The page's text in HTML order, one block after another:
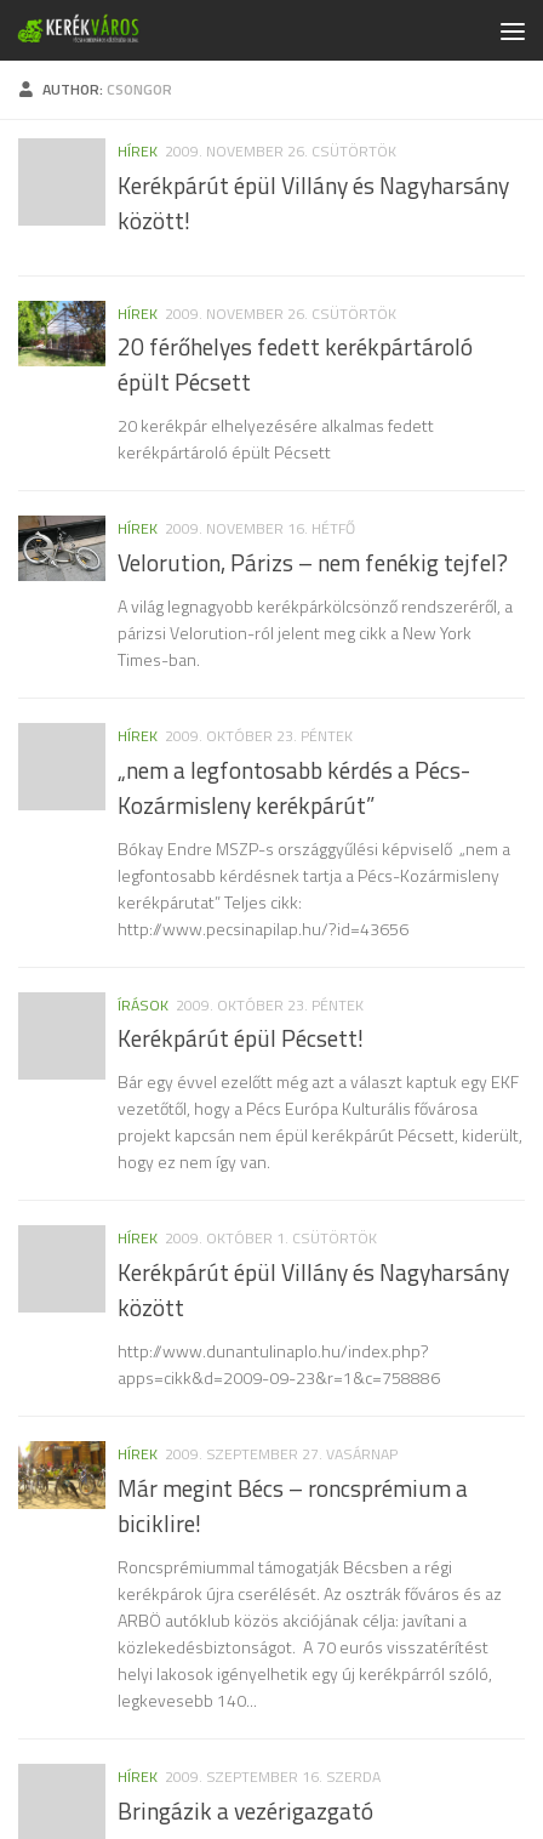
Skip to content
AUTHOR: CSONGOR
HÍREK 2009. NOVEMBER 26. CSÜTÖRTÖK
Kerékpárút épül Villány és Nagyharsány
között!
HÍREK 2009. NOVEMBER 26. CSÜTÖRTÖK
20 férőhelyes fedett kerékpártároló
épült Pécsett
20 kerékpár elhelyezésére alkalmas fedett
kerékpártároló épült Pécsett
HÍREK 2009. NOVEMBER 16. HÉTFŐ
Velorution, Párizs – nem fenékig tejfel?
A világ legnagyobb kerékpárkölcsönző rendszeréről, a
párizsi Velorution-ról jelent meg cikk a New York
Times-ban.
HÍREK 2009. OKTÓBER 23. PÉNTEK
„nem a legfontosabb kérdés a Pécs-
Kozármisleny kerékpárút”
Bókay Endre MSZP-s országgyűlési képviselő „nem a
legfontosabb kérdésnek tartja a Pécs-Kozármisleny
kerékpárutat” Teljes cikk:
http://www.pecsinapilap.hu/?id=43656
ÍRÁSOK 2009. OKTÓBER 23. PÉNTEK
Kerékpárút épül Pécsett!
Bár egy évvel ezelőtt még azt a választ kaptuk egy EKF
vezetőtől, hogy a Pécs Európa Kulturális fővárosa
projekt kapcsán nem épül kerékpárút Pécsett, kiderült,
hogy ez nem így van.
HÍREK 2009. OKTÓBER 1. CSÜTÖRTÖK
Kerékpárút épül Villány és Nagyharsány
között
http://www.dunantulinaplo.hu/index.php?
apps=cikk&d=2009-09-23&r=1&c=758886
HÍREK 2009. SZEPTEMBER 27. VASÁRNAP
Már megint Bécs – roncsprémium a
biciklire!
Roncsprémiummal támogatják Bécsben a régi
kerékpárok újra cserélését. Az osztrák főváros és az
ARBÖ autóklub közös akciójának célja: javítani a
közlekedésbiztonságot. A 70 eurós visszatérítést
helyi lakosok igényelhetik egy új kerékpárról szóló,
legkevesebb 140...
HÍREK 2009. SZEPTEMBER 16. SZERDA
Bringázik a vezérigazgató